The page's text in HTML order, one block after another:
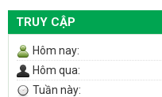
TRUY CẬP
Hôm nay:
Hôm qua:
Tuần này: